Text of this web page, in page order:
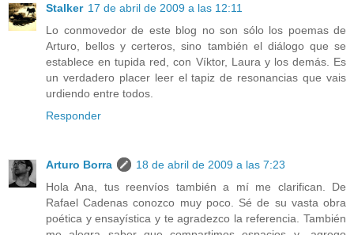
Stalker 17 de abril de 2009 a las 12:11
Lo conmovedor de este blog no son sólo los poemas de
Arturo, bellos y certeros, sino también el diálogo que se
establece en tupida red, con Víktor, Laura y los demás. Es
un verdadero placer leer el tapiz de resonancias que vais
urdiendo entre todos.
Responder
Arturo Borra
18 de abril de 2009 a las 7:23
Hola Ana, tus reenvíos también a mí me clarifican. De
Rafael Cadenas conozco muy poco. Sé de su vasta obra
poética y ensayística y te agradezco la referencia. También